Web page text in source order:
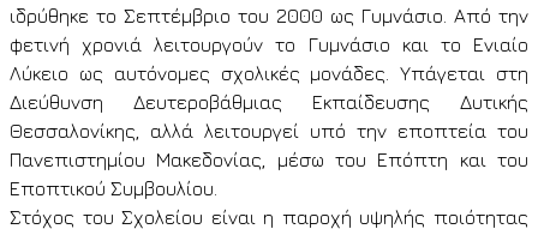
ιδρύθηκε το Σεπτέμβριο του 2000 ως Γυμνάσιο. Από την
φετινή χρονιά λειτουργούν το Γυμνάσιο και το Ενιαίο
Λύκειο ως αυτόνομες σχολικές μονάδες. Υπάγεται στη
Διεύθυνση Δευτεροβάθμιας Εκπαίδευσης Δυτικής
Θεσσαλονίκης, αλλά λειτουργεί υπό την εποπτεία του
Πανεπιστημίου Μακεδονίας, μέσω του Επόπτη και του
Εποπτικού Συμβουλίου.
Στόχος του Σχολείου είναι η παροχή υψηλής ποιότητας